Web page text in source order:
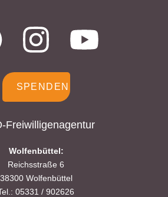
SPENDEN
Freiwilligenagentur
Wolfenbüttel:
Reichsstraße 6
38300 Wolfenbüttel
05331 / 902626